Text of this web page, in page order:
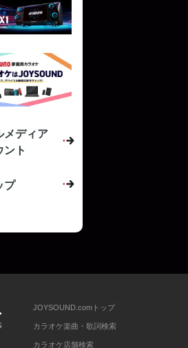
メディア
ント
プ
JOYSOUND.comトップ
カラオケ楽曲・歌詞検索
カラオケ店舗検索